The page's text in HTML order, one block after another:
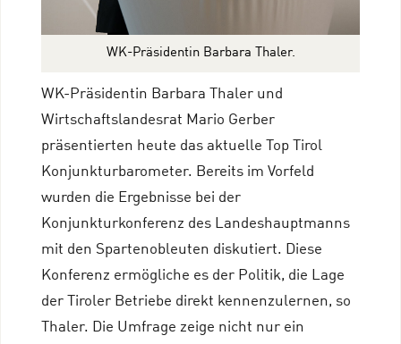
WK-Präsidentin Barbara Thaler.
WK-Präsidentin Barbara Thaler und
Wirtschaftslandesrat Mario Gerber
präsentierten heute das aktuelle Top Tirol
Konjunkturbarometer. Bereits im Vorfeld
wurden die Ergebnisse bei der
Konjunkturkonferenz des Landeshauptmanns
mit den Spartenobleuten diskutiert. Diese
Konferenz ermögliche es der Politik, die Lage
der Tiroler Betriebe direkt kennenzulernen, so
Thaler. Die Umfrage zeige nicht nur ein